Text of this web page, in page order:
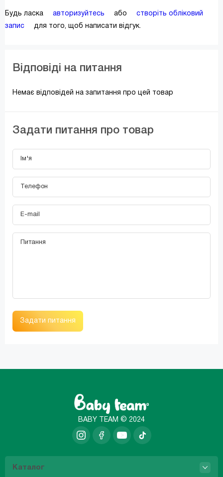
Будь ласка авторизуйтесь або
створіть обліковий
запис
для того, щоб написати відгук.
Відповіді на питання
Немає відповідей на запитання про цей товар
Задати питання про товар
Задати питання
BABY TEAM © 2024
Каталог